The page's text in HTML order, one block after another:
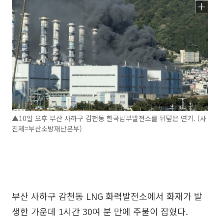
▲10일 오후 부산 사하구 감천동 한국남부발전소를 뒤덮은 연기. (사
진제=부산소방재난본부)
부산 사하구 감천동 LNG 화력발전소에서 화재가 발
생한 가운데 1시간 30여 분 만에 주불이 잡혔다.